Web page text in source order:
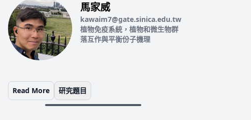
馬家威
kawaim7@gate.sinica.edu.tw
植物免疫系統，植物和微生物群
落互作與平衡份子機理
Read More 研究題目